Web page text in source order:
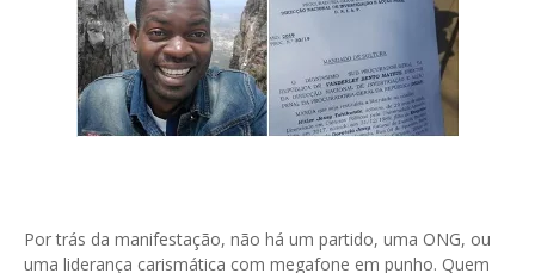
Por trás da manifestação, não há um partido, uma ONG, ou
uma liderança carismática com megafone em punho. Quem